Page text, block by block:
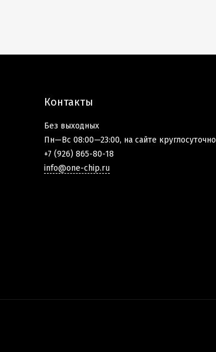
Контакты
Без выходных
Пн—Вс 08:00—23:00, на сайте круглосуточно
+7 (926) 865-80-18
info@one-chip.ru